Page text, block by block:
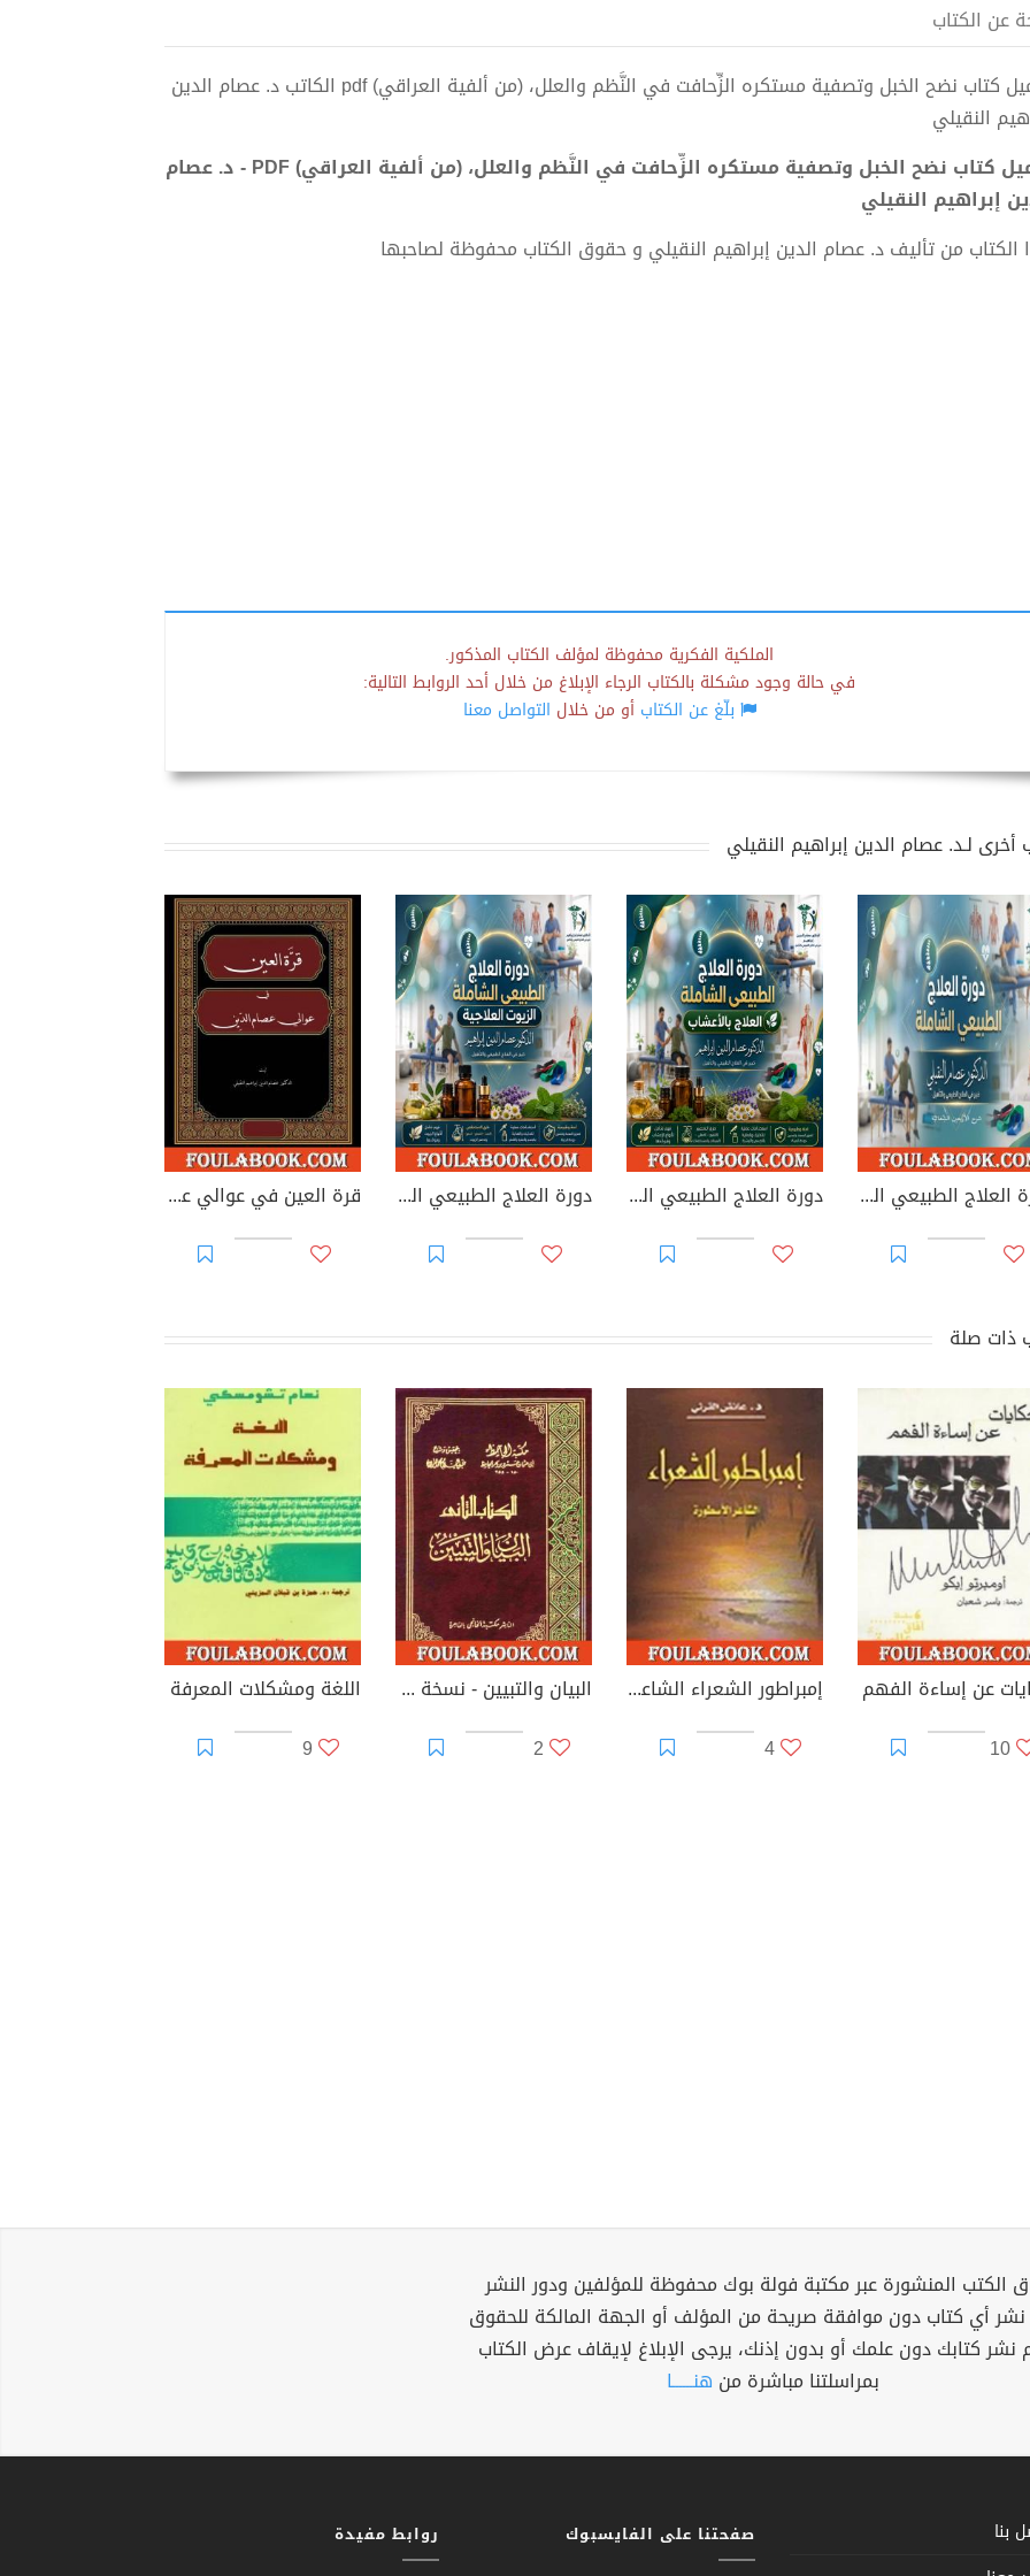
عن الكتاب
تحميل كتاب نضح الخبل وتصفية مستكره الزِّحافت في النَّظم والعلل، (من ألفية العراقي) pdf الكاتب د. عصام الدين
النقيلي
تحميل كتاب نضح الخبل وتصفية مستكره الزِّحافت في النَّظم والعلل، (من ألفية العراقي) PDF - د. عصام
إبراهيم النقيلي
الكتاب من تأليف د. عصام الدين إبراهيم النقيلي و حقوق الكتاب محفوظة لصاحبها
الملكية الفكرية محفوظة لمؤلف الكتاب المذكور.
في حالة وجود مشكلة بالكتاب الرجاء الإبلاغ من خلال أحد الروابط التالية:
بلّغ عن الكتابأو من خلال التواصل معنا
أخرى لـد. عصام الدين إبراهيم النقيلي
دورة العلاج الطبيعي الشاملة: الأربعون الشفائية دورة العلاج الطبيعي الشاملة: العلاج بالأعشاب دورة العلاج الطبيعي الشاملة: الزيوت العلاجية قرة العين في عوالي عصام الدين
ذات صلة
عن إساءة الفهم
10
إمبراطور الشعراء الشاعر الأسطورة
4
البيان والتبيين - نسخة مضغوطة
2
اللغة ومشكلات المعرفة
9
الكتب المنشورة عبر مكتبة فولة بوك محفوظة للمؤلفين ودور النشر
نشر أي كتاب دون موافقة صريحة من المؤلف أو الجهة المالكة للحقوق
نشر كتابك دون علمك أو بدون إذنك، يرجى الإبلاغ لإيقاف عرض الكتاب
بمراسلتنا مباشرة من هنــــــا
بنا
صفحتنا على الفايسبوك روابط مفيدة